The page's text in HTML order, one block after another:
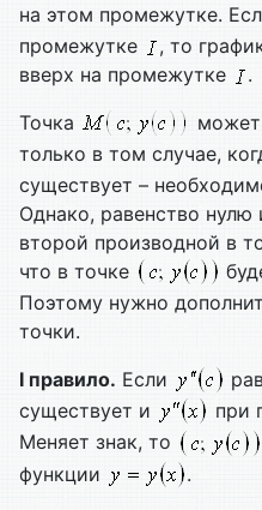
на этом промежутке.
промежутке
, то
вверх на промежутке
.
Точка
может
только в том случае,
существует –
Однако, равенство
второй производной в
что в точке
Поэтому нужно
точки.
I правило. Если
существует и
при
Меняет знак, то
функции
.